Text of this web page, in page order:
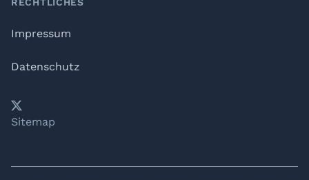
Impressum
Datenschutz
YouTube
𝕏LinkedIn
Telegram
Sitemap